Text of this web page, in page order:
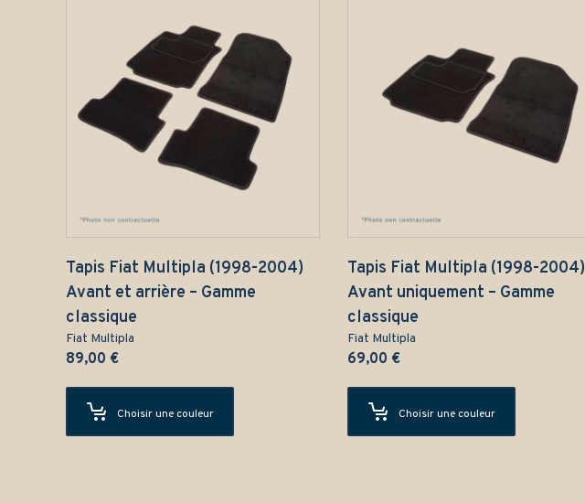
Tapis Fiat Multipla (1998-2004)
Avant et arrière – Gamme
classique
Fiat Multipla
89,00 €
Choisir une couleur
Tapis Fiat Multipla (1998-2004)
Avant uniquement – Gamme
classique
Fiat Multipla
69,00 €
Choisir une couleur